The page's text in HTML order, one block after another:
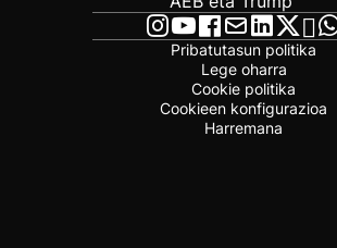
Pribatutasun politika
Lege oharra
Cookie politika
Cookieen konfigurazioa
Harremana